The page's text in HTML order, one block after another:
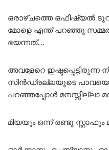
ഒരാഴ്ചത്തെ ഒഫിഷ്യൽ
മോളെ എന്ത് പറഞ്ഞു
ഭയന്നത്…
അവളേറെ ഇഷ്ടപ്പെട്ടിരുന്ന
സിൻഡ്രല്ലയുടെ
പറഞ്ഞപ്പോൾ മനസ്സില്ലാ
മിയയും ഒന്ന് രണ്ടു സ്റ്റാഫും